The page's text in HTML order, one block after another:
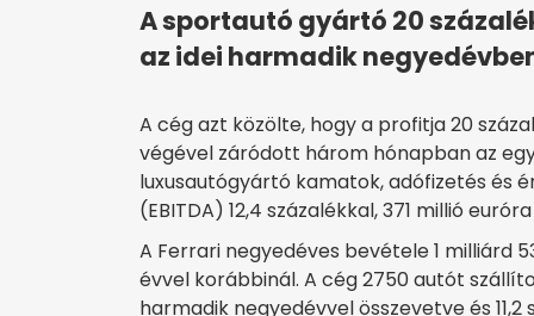
A sportautó gyártó 20
az idei harmadik
A cég azt közölte, hogy a profitja 20
végével záródott három hónapban az
luxusautógyártó kamatok, adófizetés és
(EBITDA) 12,4 százalékkal, 371 millió
A Ferrari negyedéves bevétele 1 milliárd
évvel korábbinál. A cég 2750 autót
harmadik negyedévvel összevetve és